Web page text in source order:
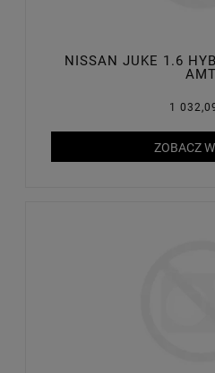
NISSAN JUKE 1.6
AMT
1
ZOBACZ